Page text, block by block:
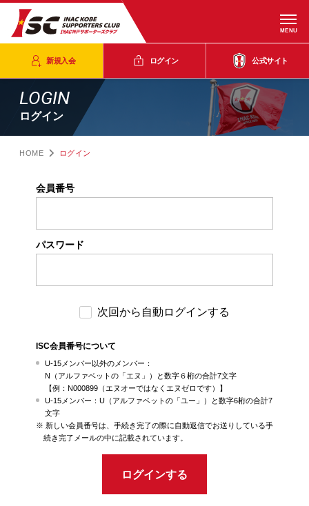
MENU
新規入会 ログイン 公式サイト
LOGIN
ログイン
HOME ログイン
会員番号
パスワード
次回から自動ログインする
ISC会員番号について
U-15メンバー以外のメンバー：
N（アルファベットの「エヌ」）と数字６桁の合計7文字
【例：N000899（エヌオーではなくエヌゼロです）】
U-15メンバー：U（アルファベットの「ユー」）と数字6桁の合計7
文字
新しい会員番号は、手続き完了の際に自動返信でお送りしている手
続き完了メールの中に記載されています。
ログインする